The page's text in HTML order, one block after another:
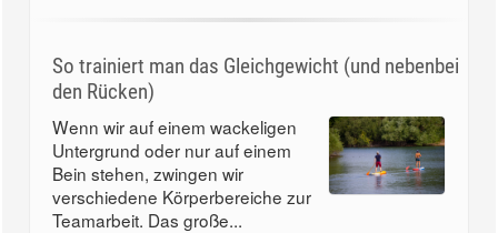
So trainiert man das Gleichgewicht (und nebenbei
den Rücken)
Wenn wir auf einem wackeligen
Untergrund oder nur auf einem
Bein stehen, zwingen wir
verschiedene Körperbereiche zur
Teamarbeit. Das große...